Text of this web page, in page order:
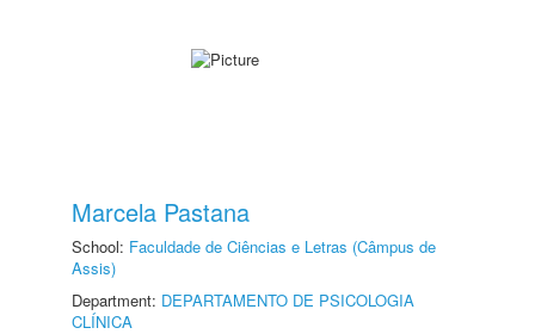
Marcela Pastana
School: Faculdade de Ciências e Letras (Câmpus de
Assis)
Department: DEPARTAMENTO DE PSICOLOGIA
CLÍNICA